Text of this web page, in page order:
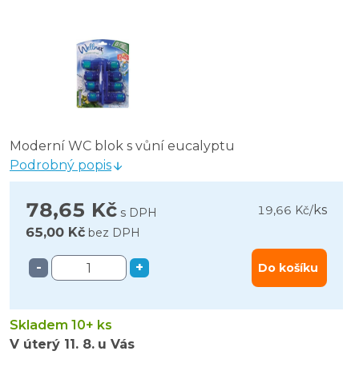
Moderní WC blok s vůní eucalyptu
Podrobný popis
78,65 Kč s DPH 19,66 Kč/ks
65,00 Kč bez DPH
- + Do košíku
Skladem 10+ ks
V úterý 11. 8. u Vás